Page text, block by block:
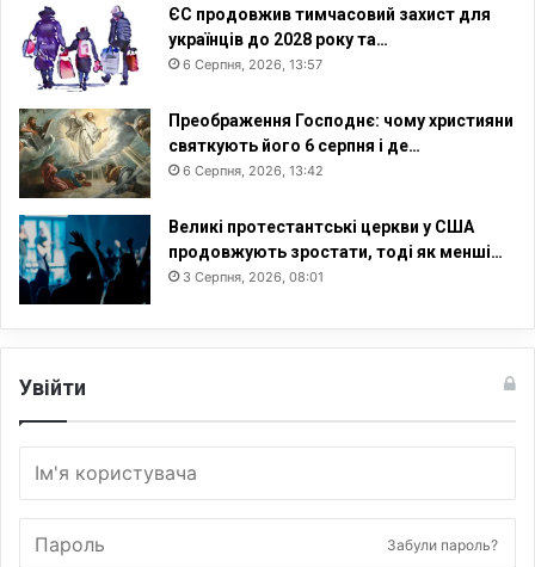
ЄС продовжив тимчасовий захист для
українців до 2028 року та…
6 Серпня, 2026, 13:57
Преображення Господнє: чому християни
святкують його 6 серпня і де…
6 Серпня, 2026, 13:42
Великі протестантські церкви у США
продовжують зростати, тоді як менші…
3 Серпня, 2026, 08:01
Увійти
Забули пароль?